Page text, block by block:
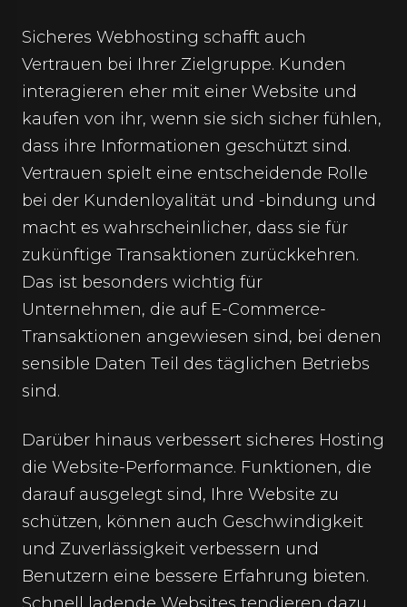
Sicheres Webhosting schafft auch
Vertrauen bei Ihrer Zielgruppe. Kunden
interagieren eher mit einer Website und
kaufen von ihr, wenn sie sich sicher fühlen,
dass ihre Informationen geschützt sind.
Vertrauen spielt eine entscheidende Rolle
bei der Kundenloyalität und -bindung und
macht es wahrscheinlicher, dass sie für
zukünftige Transaktionen zurückkehren.
Das ist besonders wichtig für
Unternehmen, die auf E-Commerce-
Transaktionen angewiesen sind, bei denen
sensible Daten Teil des täglichen Betriebs
sind.
Darüber hinaus verbessert sicheres Hosting
die Website-Performance. Funktionen, die
darauf ausgelegt sind, Ihre Website zu
schützen, können auch Geschwindigkeit
und Zuverlässigkeit verbessern und
Benutzern eine bessere Erfahrung bieten.